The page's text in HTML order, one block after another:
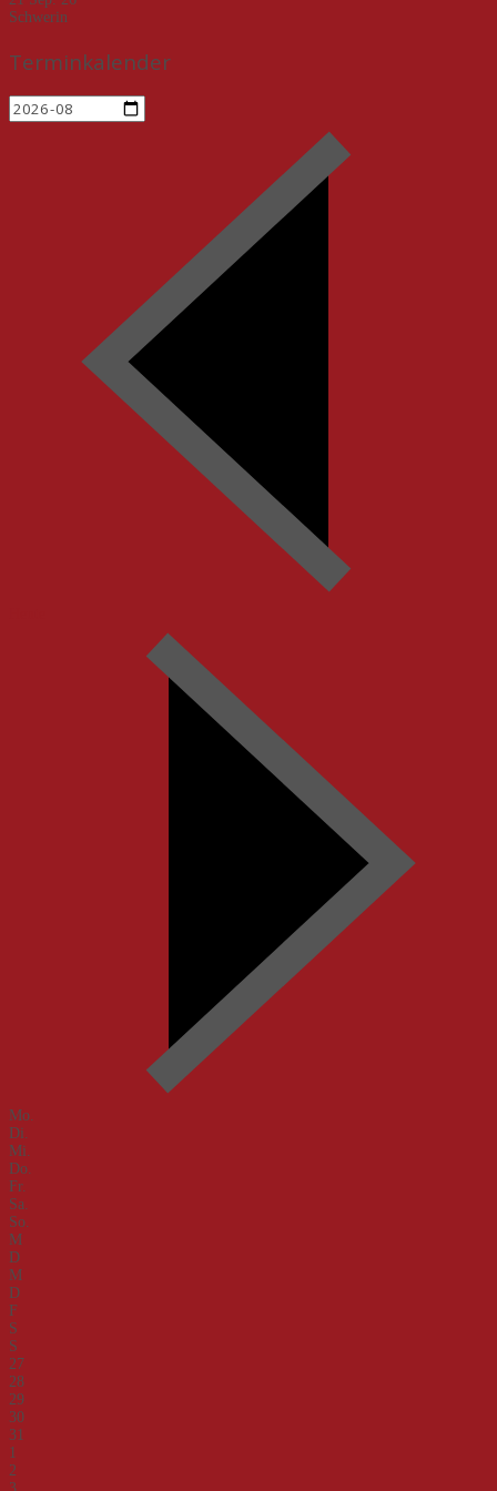
Schwerin
Terminkalender
Mo.
Di.
Mi.
Do.
Fr.
Sa.
So.
M
D
M
D
F
S
S
27
28
29
30
31
1
2